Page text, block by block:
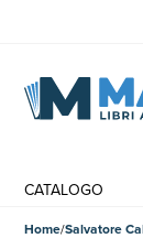
CATALOGO
Home Salvatore